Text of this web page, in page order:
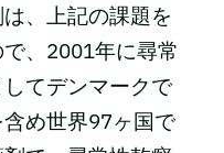
、上記の課題を
、2001年に尋常
てデンマークで
め世界97ヶ国で